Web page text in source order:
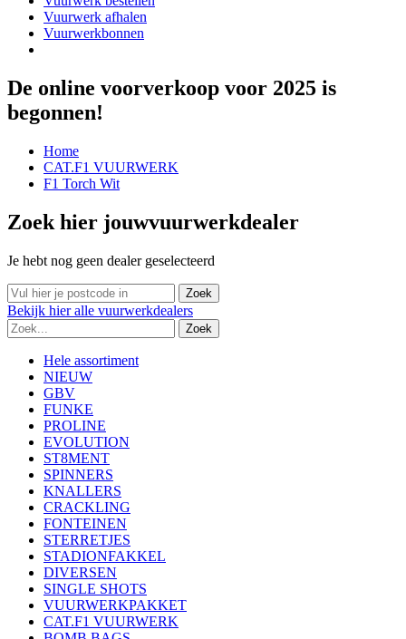
Vuurwerk afhalen
Vuurwerkbonnen
De online voorverkoop voor 2025 is
begonnen!
Home
CAT.F1 VUURWERK
F1 Torch Wit
Zoek hier jouwvuurwerkdealer
Je hebt nog geen dealer geselecteerd
Bekijk hieralle vuurwerkdealers
Hele assortiment
NIEUW
GBV
FUNKE
PROLINE
EVOLUTION
ST8MENT
SPINNERS
KNALLERS
CRACKLING
FONTEINEN
STERRETJES
STADIONFAKKEL
DIVERSEN
SINGLE SHOTS
VUURWERKPAKKET
CAT.F1 VUURWERK